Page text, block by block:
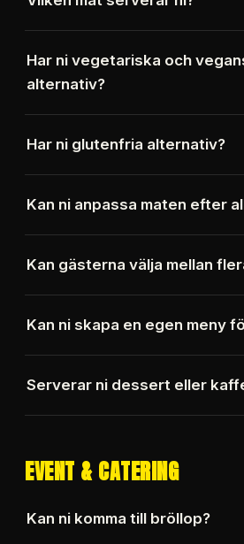
favoriter som Bao Buns,
Gyoza och Bowls.
Har ni vegetariska och
alternativ?
alternativ på alla våra menyer.
Har ni glutenfria alternativ?
Kan ni anpassa maten efter
specialkost.
Kan gästerna välja mellan
exempelvis Bao Buns och
Smashburgare och Bowls.
Kan ni skapa en egen meny
önskemål.
Serverar ni dessert eller
EVENT & CATERING
Kan ni komma till bröllop?